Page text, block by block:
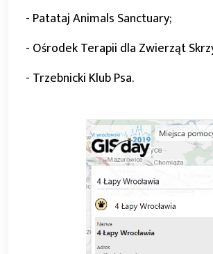
- Patataj Animals Sanctuary;
- Ośrodek Terapii dla Zwierząt
- Trzebnicki Klub Psa.